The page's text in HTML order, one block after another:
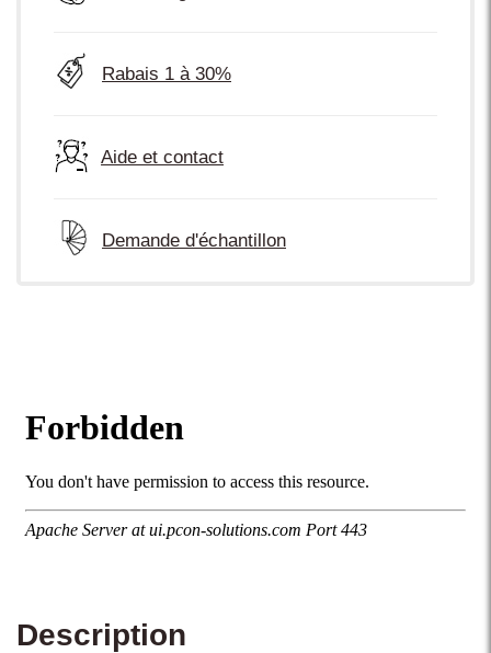
Rabais 1 à 30%
Aide et contact
Demande d'échantillon
Description